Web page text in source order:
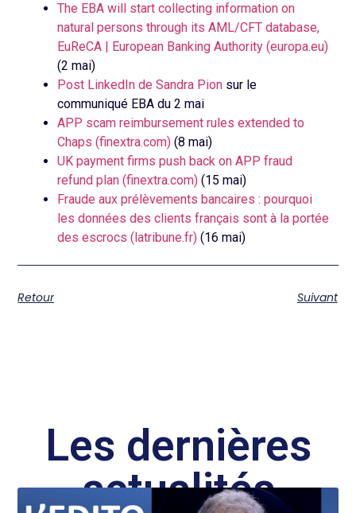
The EBA will start collecting information on
natural persons through its AML/CFT database,
EuReCA | European Banking Authority (europa.eu)
(2 mai)
Post LinkedIn de Sandra Pion sur le
communiqué EBA du 2 mai
APP scam reimbursement rules extended to
Chaps (finextra.com) (8 mai)
UK payment firms push back on APP fraud
refund plan (finextra.com) (15 mai)
Fraude aux prélèvements bancaires : pourquoi
les données des clients français sont à la portée
des escrocs (latribune.fr) (16 mai)
Retour Suivant
Les dernières
actualités